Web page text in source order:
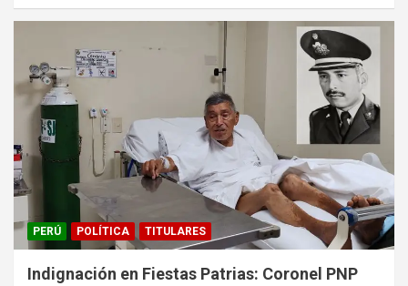
PERÚ POLÍTICA TITULARES
Indignación en Fiestas Patrias: Coronel PNP